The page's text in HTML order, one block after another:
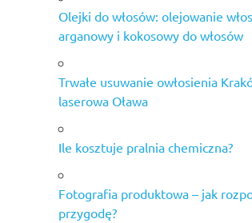
Olejki do włosów: olejowanie
arganowy i kokosowy do włosów
Trwałe usuwanie owłosienia
laserowa Oława
Ile kosztuje pralnia chemiczna?
Fotografia produktowa – jak
przygodę?